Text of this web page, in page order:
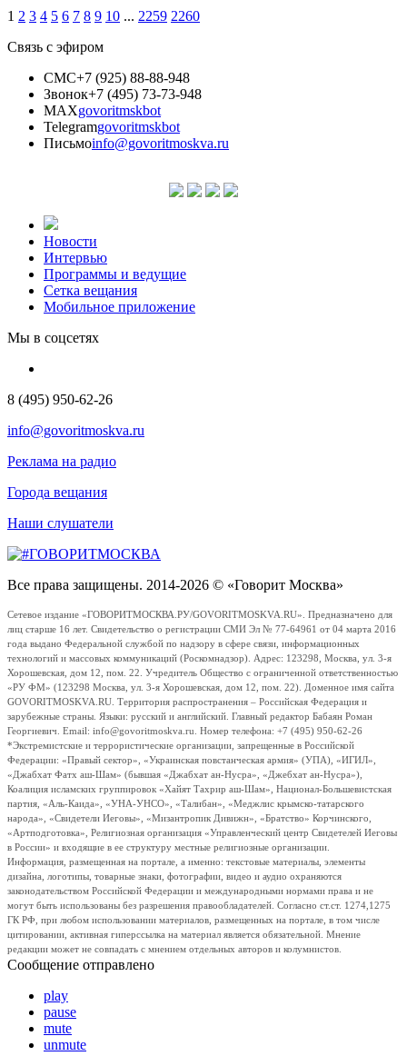
1 2 3 4 5 6 7 8 9 10 ... 2259 2260
Связь с эфиром
СМС+7 (925) 88-88-948
Звонок+7 (495) 73-73-948
MAXgovoritmskbot
Telegramgovoritmskbot
Письмоinfo@govoritmoskva.ru
Новости
Интервью
Программы и ведущие
Сетка вещания
Мобильное приложение
Мы в соцсетях
8 (495) 950-62-26
info@govoritmoskva.ru
Реклама на радио
Города вещания
Наши слушатели
Все права защищены. 2014-2026 © «Говорит Москва»
Сетевое издание «ГОВОРИТМОСКВА.РУ/GOVORITMOSKVA.RU». Предназначено для
лиц старше 16 лет. Свидетельство о регистрации СМИ Эл № 77-64961 от 04 марта 2016
года выдано Федеральной службой по надзору в сфере связи, информационных
технологий и массовых коммуникаций (Роскомнадзор). Адрес: 123298, Москва, ул. 3-я
Хорошевская, дом 12, пом. 22. Учредитель Общество с ограниченной ответственностью
«РУ ФМ» (123298 Москва, ул. 3-я Хорошевская, дом 12, пом. 22). Доменное имя сайта
GOVORITMOSKVA.RU. Территория распространения – Российская Федерация и
зарубежные страны. Языки: русский и английский. Главный редактор Бабаян Роман
Георгиевич. Email: info@govoritmoskva.ru. Номер телефона: +7 (495) 950-62-26
*Экстремистские и террористические организации, запрещенные в Российской
Федерации: «Правый сектор», «Украинская повстанческая армия» (УПА), «ИГИЛ»,
«Джабхат Фатх аш-Шам» (бывшая «Джабхат ан-Нусра», «Джебхат ан-Нусра»),
Коалиция исламских группировок «Хайят Тахрир аш-Шам», Национал-Большевистская
партия, «Аль-Каида», «УНА-УНСО», «Талибан», «Меджлис крымско-татарского
народа», «Свидетели Иеговы», «Мизантропик Дивижн», «Братство» Корчинского,
«Артподготовка», Религиозная организация «Управленческий центр Свидетелей Иеговы
в России» и входящие в ее структуру местные религиозные организации.
Информация, размещенная на портале, а именно: текстовые материалы, элементы
дизайна, логотипы, товарные знаки, фотографии, видео и аудио охраняются
законодательством Российской Федерации и международными нормами права и не
могут быть использованы без разрешения правообладателей. Согласно ст.ст. 1274,1275
ГК РФ, при любом использовании материалов, размещенных на портале, в том числе
цитировании, активная гиперссылка на материал является обязательной. Мнение
редакции может не совпадать с мнением отдельных авторов и колумнистов.
Сообщение отправлено
play
pause
mute
unmute